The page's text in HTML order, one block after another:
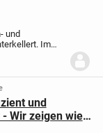
und
Im
m² sowie 1
von ca.
und
Wir zeigen wie